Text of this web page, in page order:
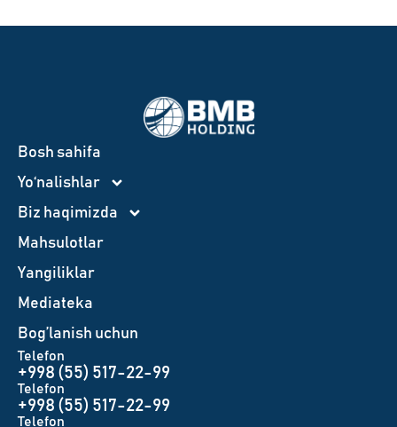
Bosh sahifa
Yo‘nalishlar
Biz haqimizda
Mahsulotlar
Yangiliklar
Mediateka
Bog’lanish uchun
Telefon
+998 (55) 517-22-99
Telefon
+998 (55) 517-22-99
Telefon